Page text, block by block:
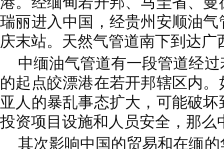
瑞丽进入中国，经贵州安顺油
庆末站。天然气管道南下到达广
中缅油气管道有一段管道经
的起点皎漂港在若开邦辖区内
亚人的暴乱事态扩大，可能破
投资项目设施和人员安全，那么
其次影响中国的贸易和在缅